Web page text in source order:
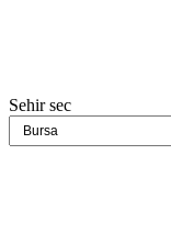
Sehir sec